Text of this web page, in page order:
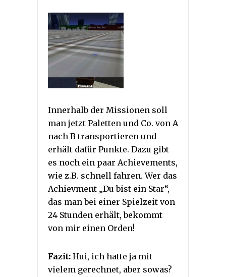
Innerhalb der Missionen soll
man jetzt Paletten und Co. von A
nach B transportieren und
erhält dafür Punkte. Dazu gibt
es noch ein paar Achievements,
wie z.B. schnell fahren. Wer das
Achievment „Du bist ein Star“,
das man bei einer Spielzeit von
24 Stunden erhält, bekommt
von mir einen Orden!
Fazit: Hui, ich hatte ja mit
vielem gerechnet, aber sowas?